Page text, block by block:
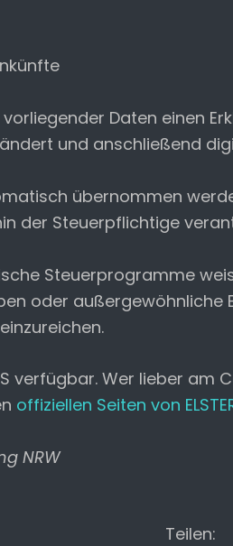
Daten einen
und anschließend
übernommen
der Steuerpflichtige
Steuerprogramme
oder außergewöhnliche
verfügbar. Wer lieber
offiziellen Seiten von
NRW
Teilen: